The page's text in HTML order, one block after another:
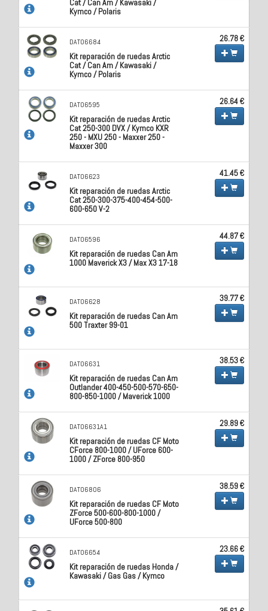
Kymco / Polaris
DAT06684
Kit reparación de ruedas Arctic
Cat / Can Am / Kawasaki /
Kymco / Polaris
26.78 €
DAT06595
Kit reparación de ruedas Arctic
Cat 250-300 DVX / Kymco KXR
250 - MXU 250 - Maxxer 250 -
Maxxer 300
26.64 €
DAT06623
Kit reparación de ruedas Arctic
Cat 250-300-375-400-454-500-
600-650 V-2
41.45 €
DAT06596
Kit reparación de ruedas Can Am
1000 Maverick X3 / Max X3 17-18
44.87 €
DAT06628
Kit reparación de ruedas Can Am
500 Traxter 99-01
39.77 €
DAT06631
Kit reparación de ruedas Can Am
Outlander 400-450-500-570-650-
800-850-1000 / Maverick 1000
38.53 €
DAT06631A1
Kit reparación de ruedas CF Moto
CForce 800-1000 / UForce 600-
1000 / ZForce 800-950
29.89 €
DAT06806
Kit reparación de ruedas CF Moto
ZForce 500-600-800-1000 /
UForce 500-800
38.59 €
DAT06654
Kit reparación de ruedas Honda /
Kawasaki / Gas Gas / Kymco
23.66 €